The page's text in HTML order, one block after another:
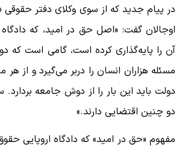
در پیام جدید که از سوی وکلای دفتر حقوقی
اوجالان گفت: «اصل حق در امید، که
آن را پایه‌گذاری کرده است، گامی است که
مسئله هزاران انسان را دربر می‌گیرد و از هر
دولت باید این بار را از دوش جامعه
دو چنین اقتضایی دارند.»